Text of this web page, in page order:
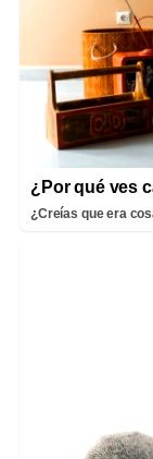
¿Por qué ves
¿Creías que era